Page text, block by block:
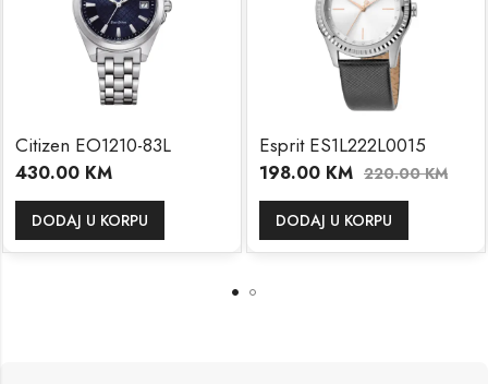
EO1210-83L
KM
U KORPU
Esprit ES1L222L0015
198.00KM 220.00KM
DODAJ U KORPU